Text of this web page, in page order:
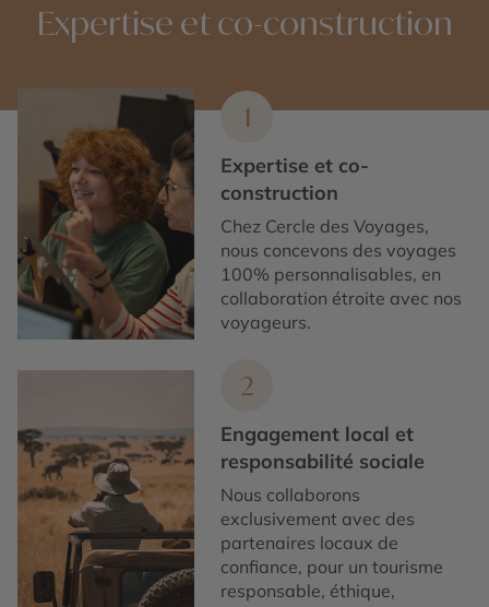
Expertise et co-construction
1
Expertise et co-
construction
Chez Cercle des Voyages,
nous concevons des voyages
100% personnalisables, en
collaboration étroite avec nos
voyageurs.
2
Engagement local et
responsabilité sociale
Nous collaborons
exclusivement avec des
partenaires locaux de
confiance, pour un tourisme
responsable, éthique,